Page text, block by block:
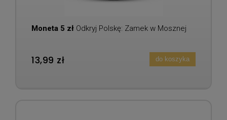
Moneta 5 zł Odkryj Polskę: Zamek w Mosznej
13,99 zł do koszyka